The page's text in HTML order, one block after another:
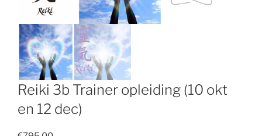
Reiki 3b Trainer opleiding (10 okt
en 12 dec)